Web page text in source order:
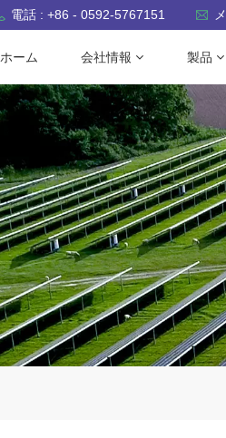
電話 : +86 - 0592-5767151
ホーム 会社情報 製品